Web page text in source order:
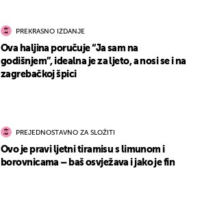
PREKRASNO IZDANJE
Ova haljina poručuje “Ja sam na
godišnjem”, idealna je za ljeto, a nosi se i na
zagrebačkoj špici
PREJEDNOSTAVNO ZA SLOŽITI
Ovo je pravi ljetni tiramisu s limunom i
borovnicama – baš osvježava i jako je fin